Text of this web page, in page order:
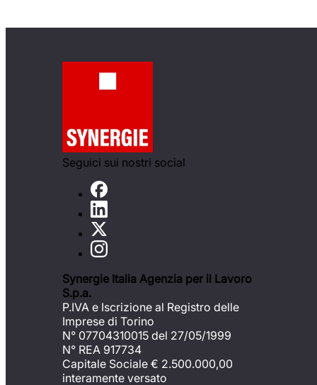
Seguici sui nostri social
Synergie Italia Agenzia per il Lavoro
S.p.a.
P.IVA e Iscrizione al Registro delle
Imprese di Torino
N° 07704310015 del 27/05/1999
N° REA 917734
Capitale Sociale € 2.500.000,00
interamente versato